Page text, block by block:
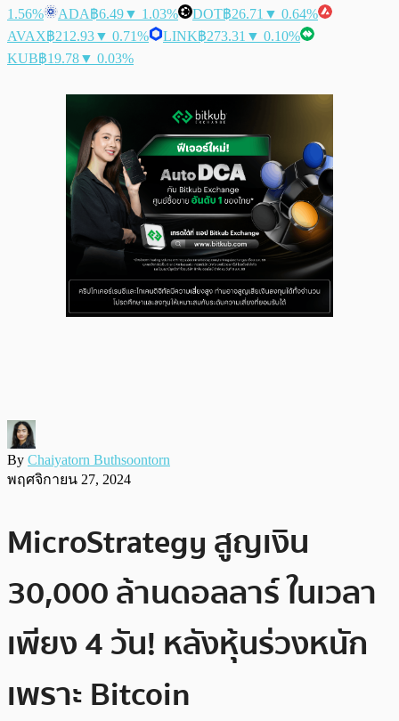
1.56%
ADA฿6.49▼ 1.03% DOT฿26.71 ▼ 0.64%
AVAX฿212.93▼ 0.71% LINK฿273.31 ▼ 0.10%
KUB฿19.78▼ 0.03%
By Chaiyatorn Buthsoontorn
พฤศจิกายน 27, 2024
MicroStrategy สูญเงิน
30,000 ล้านดอลลาร์ ในเวลา
เพียง 4 วัน! หลังหุ้นร่วงหนัก
เพราะ Bitcoin